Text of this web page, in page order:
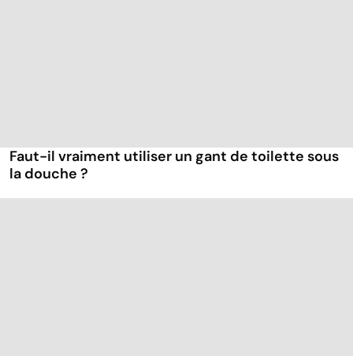
Faut-il vraiment utiliser un gant de toilette sous
la douche ?